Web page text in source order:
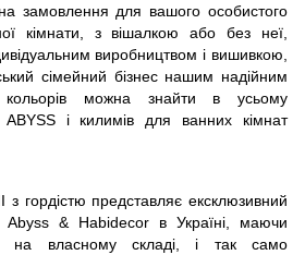
замовлення для вашого особистого
кімнати, з вішалкою або без неї,
виробництвом і вишивкою,
сімейний бізнес нашим надійним
кольорів можна знайти в усьому
ABYSS і килимів для ванних кімнат
з гордістю представляє ексклюзивний
Abyss & Habidecor в Україні, маючи
на власному складі, і так само